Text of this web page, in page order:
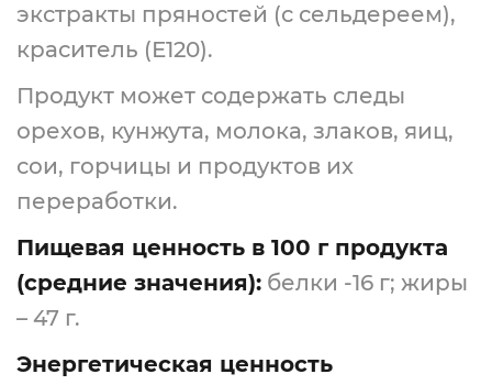
экстракты пряностей (с сельдереем),
краситель (Е120).
Продукт может содержать следы
орехов, кунжута, молока, злаков, яиц,
сои, горчицы и продуктов их
переработки.
Пищевая ценность в 100 г продукта
(средние значения): белки -16 г; жиры
– 47 г.
Энергетическая ценность